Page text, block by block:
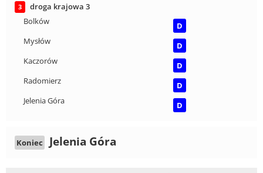
3
droga krajowa 3
Bolków
D
Mysłów
D
Kaczorów
D
Radomierz
D
Jelenia Góra
D
Koniec Jelenia Góra